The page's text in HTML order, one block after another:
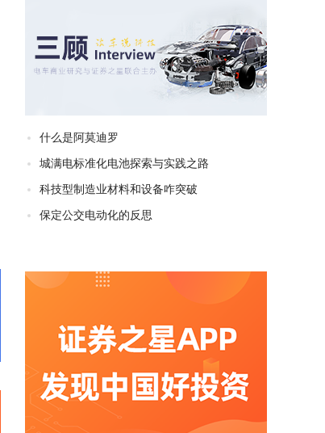
什么是阿莫迪罗
城满电标准化电池探索与实践之路
科技型制造业材料和设备咋突破
保定公交电动化的反思